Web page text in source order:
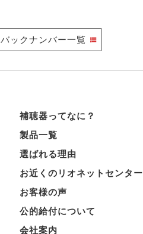
バックナンバー一覧
補聴器ってなに？
製品一覧
選ばれる理由
お近くのリオネットセンター
お客様の声
公的給付について
会社案内